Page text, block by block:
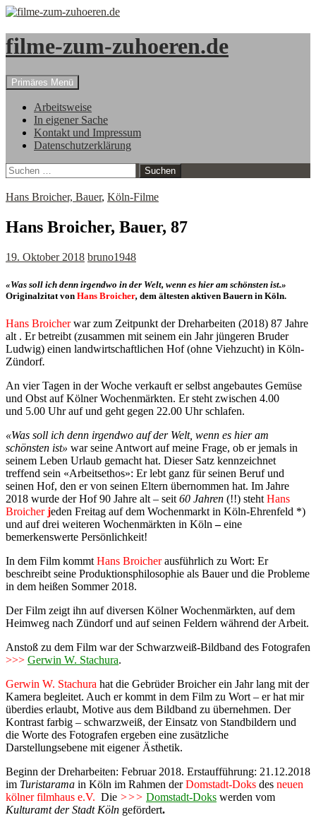
filme-zum-zuhoeren.de
Suchen
Primäres Menü
Inhalt
springen
Arbeitsweise
In eigener Sache
Kontakt und Impressum
Datenschutzerklärung
Suchen
nach:
Hans Broicher, Bauer, Köln-Filme
Hans Broicher, Bauer, 87
19. Oktober 2018 bruno1948
«Was soll ich denn irgendwo in der Welt, wenn es hier am schönsten ist.»
Originalzitat von Hans Broicher, dem ältesten aktiven Bauern in Köln.
Hans Broicherwar zum Zeitpunkt der Dreharbeiten (2018) 87 Jahre
alt . Er betreibt (zusammen mit seinem ein Jahr jüngeren Bruder
Ludwig) einen landwirtschaftlichen Hof (ohne Viehzucht) in Köln-
Zündorf.
An vier Tagen in der Woche verkauft er selbst angebautes Gemüse
und Obst auf Kölner Wochenmärkten. Er steht zwischen 4.00
und 5.00 Uhr auf und geht gegen 22.00 Uhr schlafen.
«Was soll ich denn irgendwo auf der Welt, wenn es hier am
schönsten ist» war seine Antwort auf meine Frage, ob er jemals in
seinem Leben Urlaub gemacht hat. Dieser Satz kennzeichnet
treffend sein «Arbeitsethos»: Er lebt ganz für seinen Beruf und
seinen Hof, den er von seinen Eltern übernommen hat. Im Jahre
2018 wurde der Hof 90 Jahre alt – seit 60 Jahren (!!) steht Hans
Broicherjeden Freitag auf dem Wochenmarkt in Köln-Ehrenfeld *)
und auf drei weiteren Wochenmärkten in Köln –eine
bemerkenswerte Persönlichkeit!
In dem Film kommt Hans Broicherausführlich zu Wort: Er
beschreibt seine Produktionsphilosophie als Bauer und die Probleme
in dem heißen Sommer 2018.
Der Film zeigt ihn auf diversen Kölner Wochenmärkten, auf dem
Heimweg nach Zündorfund auf seinen Feldern während der Arbeit.
Anstoß zu dem Film war der Schwarzweiß-Bildband des Fotografen
>>> Gerwin W. Stachura.
Gerwin W. Stachura hat die Gebrüder Broicher ein Jahr lang mit der
Kamera begleitet. Auch er kommt in dem Film zu Wort – er hat mir
überdies erlaubt, Motive aus dem Bildband zu übernehmen. Der
Kontrast farbig – schwarzweiß, der Einsatz von Standbildern und
die Worte des Fotografen ergeben eine zusätzliche
Darstellungsebene mit eigener Ästhetik.
Beginn der Dreharbeiten: Februar 2018. Erstaufführung: 21.12.2018
im Turistarama in Köln im Rahmen derDomstadt-Doks des neuen
kölner filmhaus e.V. Die >>> Domstadt-Doks werden vom
Kulturamt der Stadt Köln gefördert.